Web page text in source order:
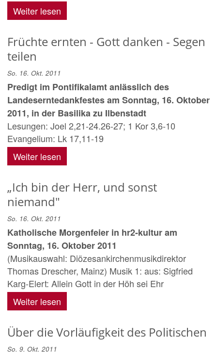
Weiter lesen
Früchte ernten - Gott danken - Segen
teilen
So. 16. Okt. 2011
Predigt im Pontifikalamt anlässlich des
Landeserntedankfestes am Sonntag, 16. Oktober
2011, in der Basilika zu Ilbenstadt
Lesungen: Joel 2,21-24.26-27; 1 Kor 3,6-10
Evangelium: Lk 17,11-19
Weiter lesen
„Ich bin der Herr, und sonst
niemand"
So. 16. Okt. 2011
Katholische Morgenfeier in hr2-kultur am
Sonntag, 16. Oktober 2011
(Musikauswahl: Diözesankirchenmusikdirektor
Thomas Drescher, Mainz) Musik 1: aus: Sigfried
Karg-Elert: Allein Gott in der Höh sei Ehr
Weiter lesen
Über die Vorläufigkeit des Politischen
So. 9. Okt. 2011